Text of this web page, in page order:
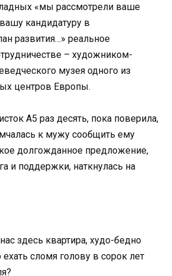
«мы рассмотрели ваше
кандидатуру в
развития…» реальное
– художником-
музея одного из
центров Европы.
А5 раз десять, пока поверила,
к мужу сообщить ему
долгожданное предложение,
и поддержки, наткнулась на
здесь квартира, худо-бедно
сломя голову в сорок лет